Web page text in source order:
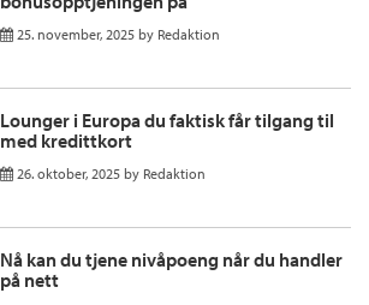
25. november, 2025 by Redaktion
Lounger i Europa du faktisk får tilgang til
med kredittkort
26. oktober, 2025 by Redaktion
Nå kan du tjene nivåpoeng når du handler
på nett